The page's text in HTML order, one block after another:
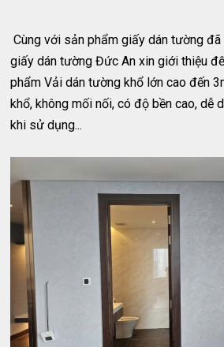
Cùng với sản phẩm giấy dán tường đã
giấy dán tường Đức An xin giới thiệu
phẩm Vải dán tường khổ lớn cao đến
khổ, không mối nối, có độ bền cao, dễ
khi sử dụng...